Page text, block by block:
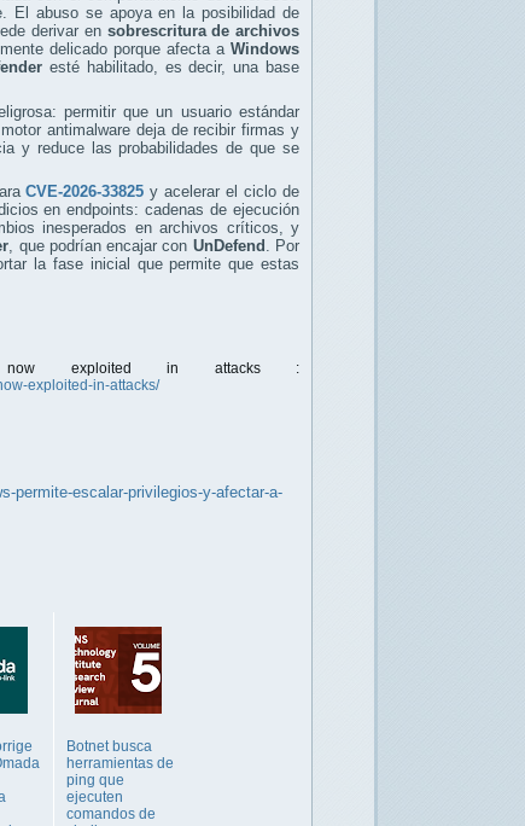
El abuso se apoya en la posibilidad de
derivar en sobrescritura de archivos
delicado porque afecta aWindows
esté habilitado, es decir, una base
permitir que un usuario estándar
antimalware deja de recibir firmas y
y reduce las probabilidades de que se
CVE-2026-33825 y acelerar el ciclo de
en endpoints: cadenas de ejecución
inesperados en archivos críticos, y
, que podrían encajar con UnDefend . Por
la fase inicial que permite que estas
now exploited in attacks :
exploited-in-attacks/
permite-escalar-privilegios-y-afectar-a-
Botnet busca
herramientas de
ping que
ejecuten
comandos de